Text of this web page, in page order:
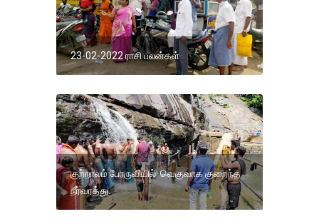
23-02-2022 ராசி பலன்கள்
குற்றாலம் பேரருவியில் வெகுவாக குறைந்த
நீர்வரத்து.